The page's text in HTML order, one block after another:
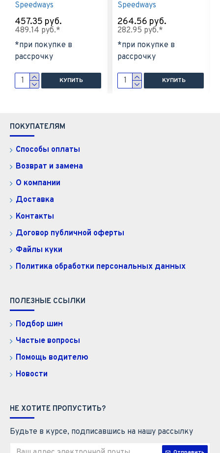
Speedways
457.35 руб.
489.14 руб.*
*при покупке в
рассрочку
КУПИТЬ
Speedways
264.56 руб.
282.95 руб.*
*при покупке в
рассрочку
КУПИТЬ
ПОКУПАТЕЛЯМ
Способы оплаты
Возврат и замена
О компании
Доставка
Контакты
Договор публичной оферты
Файлы куки
Политика обработки персональных данных
ПОЛЕЗНЫЕ ССЫЛКИ
Подбор шин
Частые вопросы
Помощь водителю
Новости
НЕ ХОТИТЕ ПРОПУСТИТЬ?
Будьте в курсе, подписавшись на нашу рассылку